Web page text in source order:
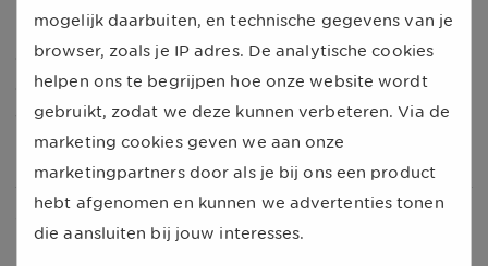
Of de benzineprijs na 1 januari weer verder daalt, is
daarom lastig te voorspellen. “Dat hangt minder af van
de accijns en meer van de olieprijs”, legt Derk uit. “Die
wordt mede bepaald door hoeveel olie er beschikbaar
is en hoeveel vraag er is vanuit grote landen.”
Accijns na 2026: geen zekerheid
mogelijk daarbuiten, en technische gegevens van je
browser, zoals je IP adres. De analytische cookies
helpen ons te begrijpen hoe onze website wordt
gebruikt, zodat we deze kunnen verbeteren. Via de
marketing cookies geven we aan onze
marketingpartners door als je bij ons een product
hebt afgenomen en kunnen we advertenties tonen
die aansluiten bij jouw interesses.